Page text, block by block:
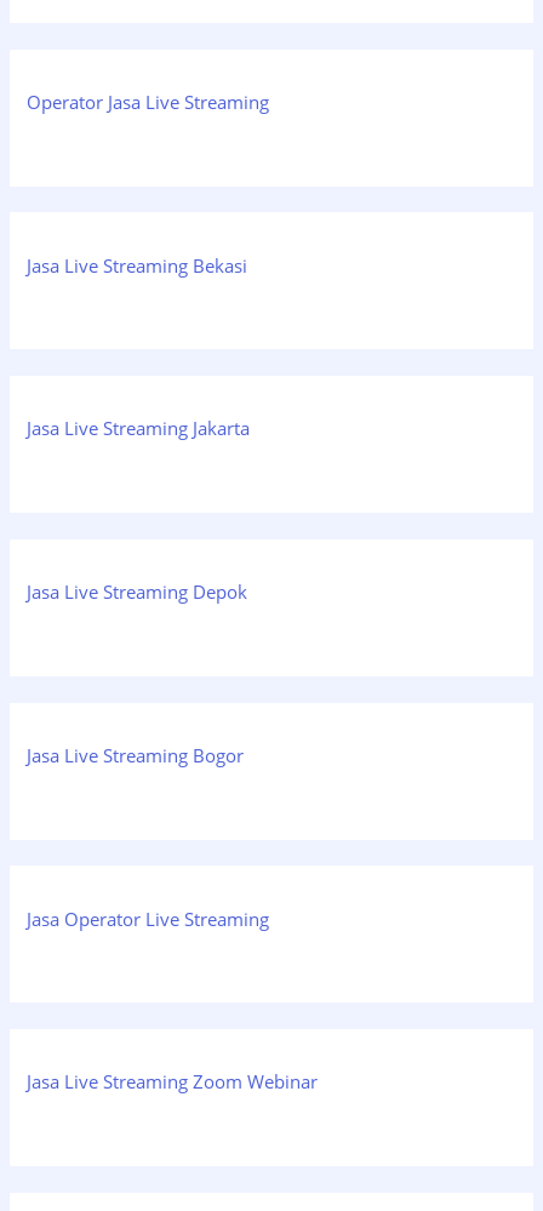
Operator Jasa Live Streaming
Jasa Live Streaming Bekasi
Jasa Live Streaming Jakarta
Jasa Live Streaming Depok
Jasa Live Streaming Bogor
Jasa Operator Live Streaming
Jasa Live Streaming Zoom Webinar